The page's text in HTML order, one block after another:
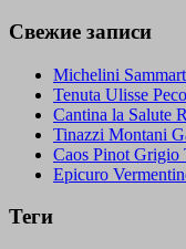
Свежие записи
Michelini
Tenuta Ulisse
Cantina la Salute
Tinazzi Montani
Caos Pinot Grigio
Epicuro
Теги